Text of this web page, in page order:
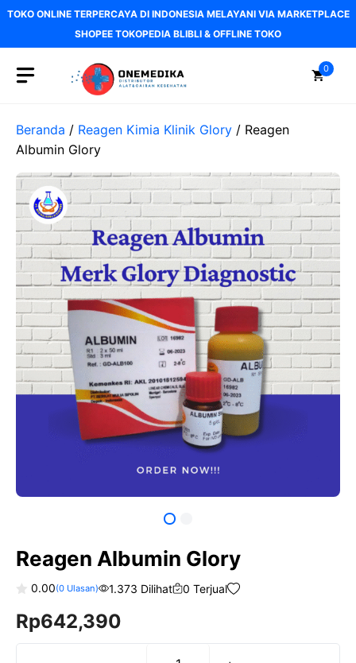
Langsung
isi
TOKO ONLINE TERPERCAYA DI INDONESIA MELAYANI VIA MARKETPLACE
SHOPEE TOKOPEDIA BLIBLI & OFFLINE TOKO
0
Beranda / Reagen Kimia Klinik Glory / Reagen
Albumin Glory
Reagen Albumin Glory
o
u
0.00(0Ulasan) 1.373 Dilihat 0 Terjual
Rp642,390